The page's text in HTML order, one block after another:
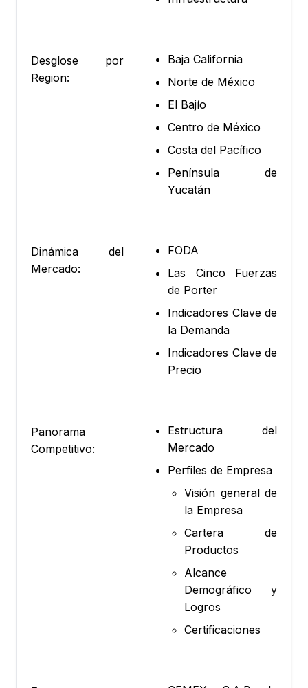
Desglose por
Region:
Baja California
Norte de México
El Bajío
Centro de México
Costa del Pacífico
Península de
Yucatán
Dinámica del
Mercado:
FODA
Las Cinco Fuerzas
de Porter
Indicadores Clave de
la Demanda
Indicadores Clave de
Precio
Panorama
Competitivo:
Estructura del
Mercado
Perfiles de Empresa
Visión general de
la Empresa
Cartera de
Productos
Alcance
Demográfico y
Logros
Certificaciones